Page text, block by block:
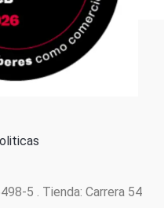
5 . Tienda: Carrera 54